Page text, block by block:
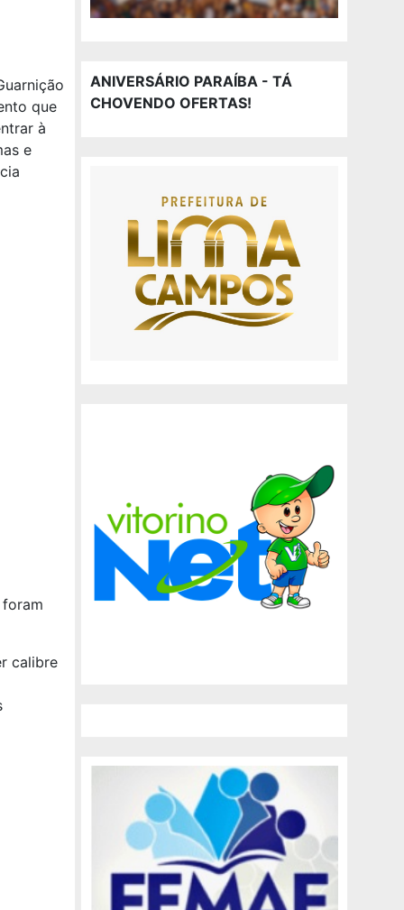
que
à
e
calibre
ANIVERSÁRIO PARAÍBA - TÁ
CHOVENDO OFERTAS!